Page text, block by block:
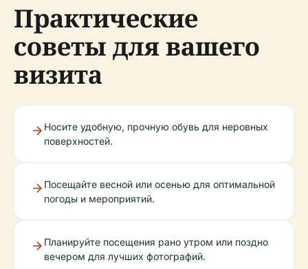
Практические
советы для вашего
визита
Носите удобную, прочную обувь для неровных
поверхностей.
Посещайте весной или осенью для оптимальной
погоды и мероприятий.
Планируйте посещения рано утром или поздно
вечером для лучших фотографий.